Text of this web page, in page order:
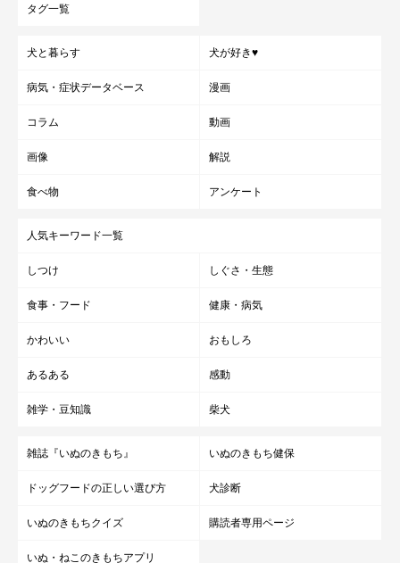
タグ一覧
犬と暮らす 犬が好き♥
病気・症状データベース 漫画
コラム 動画
画像 解説
食べ物 アンケート
人気キーワード一覧
しつけ しぐさ・生態
食事・フード 健康・病気
かわいい おもしろ
あるある 感動
雑学・豆知識 柴犬
雑誌『いぬのきもち』 いぬのきもち健保
ドッグフードの正しい選び方 犬診断
いぬのきもちクイズ 購読者専用ページ
いぬ・ねこのきもちアプリ